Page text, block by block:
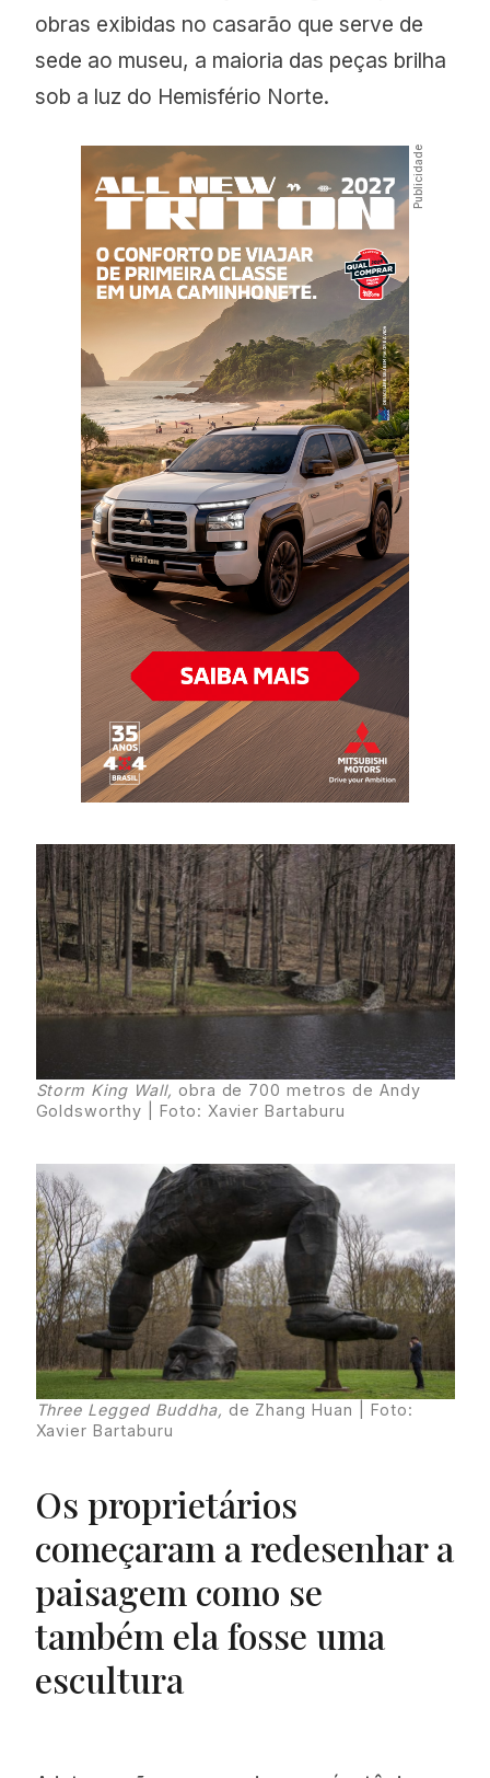
obras exibidas no casarão que serve de
sede ao museu, a maioria das peças brilha
sob a luz do Hemisfério Norte.
Storm King Wall, obra de 700 metros de Andy
Goldsworthy | Foto: Xavier Bartaburu
Three Legged Buddha, de Zhang Huan | Foto:
Xavier Bartaburu
Os proprietários
começaram a redesenhar a
paisagem como se
também ela fosse uma
escultura